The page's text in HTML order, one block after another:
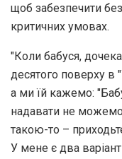
щоб забезпечити
критичних умовах.
"Коли бабуся,
десятого поверху в
а ми їй кажемо:
надавати не
такою-то –
У мене є два